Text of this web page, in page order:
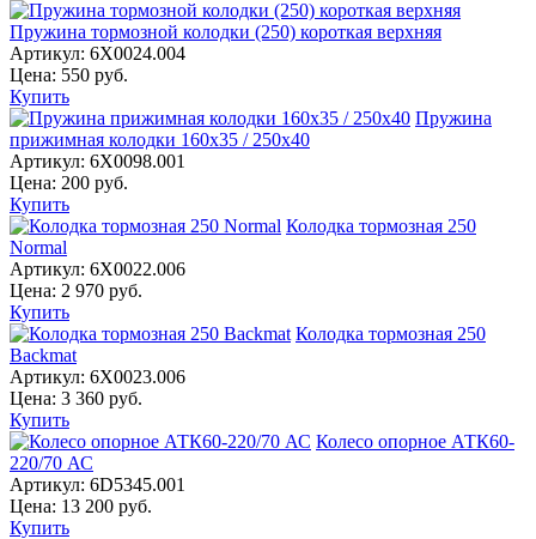
Пружина тормозной колодки (250) короткая верхняя
Артикул: 6X0024.004
Цена: 550 руб.
Купить
Пружина
прижимная колодки 160х35 / 250х40
Артикул: 6X0098.001
Цена: 200 руб.
Купить
Колодка тормозная 250
Normal
Артикул: 6X0022.006
Цена: 2 970 руб.
Купить
Колодка тормозная 250
Backmat
Артикул: 6X0023.006
Цена: 3 360 руб.
Купить
Колесо опорное АТК60-
220/70 АС
Артикул: 6D5345.001
Цена: 13 200 руб.
Купить